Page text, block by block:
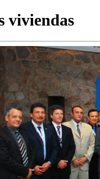
viviendas